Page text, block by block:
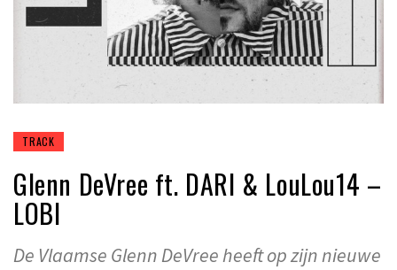
TRACK
Glenn DeVree ft. DARI & LouLou14 –
LOBI
De Vlaamse Glenn DeVree heeft op zijn nieuwe